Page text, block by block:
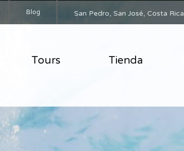
Blog San Pedro, San José, Costa Rica
Tours Tienda